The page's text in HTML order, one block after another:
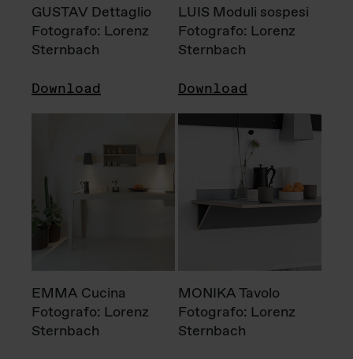
GUSTAV Dettaglio
Fotografo: Lorenz
Sternbach
Download
LUIS Moduli sospesi
Fotografo: Lorenz
Sternbach
Download
EMMA Cucina
Fotografo: Lorenz
Sternbach
MONIKA Tavolo
Fotografo: Lorenz
Sternbach